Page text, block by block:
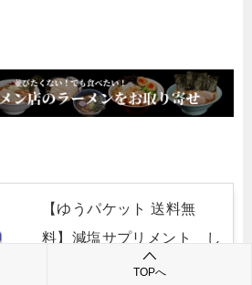
【ゆうパケット 送料無
料】減塩サプリメント し
おナイン 60カプセル
TOPへ